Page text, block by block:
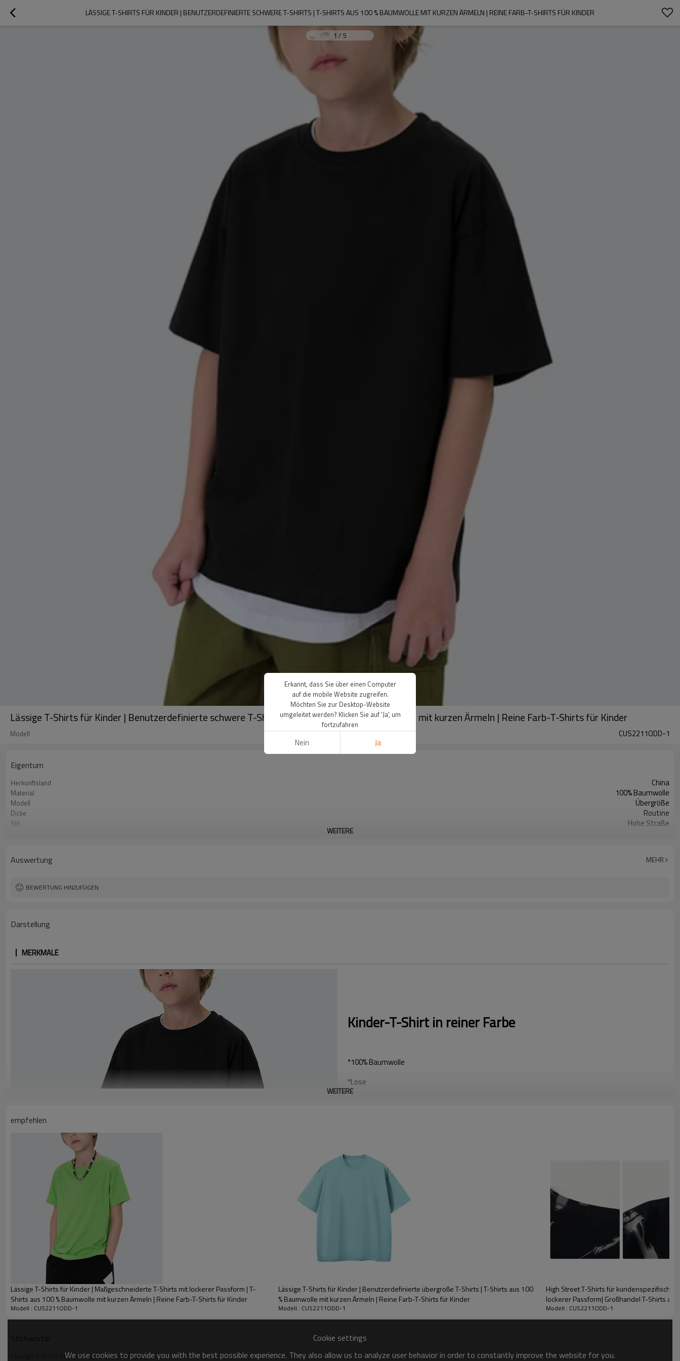
LÄSSIGE T-SHIRTS FÜR KINDER | BENUTZERDEFINIERTE SCHWERE T-SHIRTS | T-SHIRTS AUS 100 % BAUMWOLLE MIT KURZEN ÄRMELN | REINE FARB-T-SHIRTS FÜR KINDER
1 / 5
Lässige T-Shirts für Kinder | Benutzerdefinierte schwere T-Shirts | T-Shirts aus 100 % Baumwolle mit kurzen Ärmeln | Reine Farb-T-Shirts für Kinder
Modell CUS2211ODD-1
Eigentum
Herkunftsland China
Material 100% Baumwolle
Modell Übergröße
Dicke Routine
Stil Hohe Straße
WEITERE
Auswertung MEHR
BEWERTUNG HINZUFÜGEN
Darstellung
MERKMALE
Kinder-T-Shirt in reiner Farbe
*100% Baumwolle
*Lose
Sie gilt als einer der bestimmenden Trends des Jahrzehnts. Es zeigt Vintage-Looks und macht
Kleidung weich und hautnah, unsere Fabrik verwendet den Stoff zur Herstellung der Artikel, es
WEITERE
empfehlen
Lässige T-Shirts für Kinder | Maßgeschneiderte T-Shirts mit lockerer Passform | T-
Shirts aus 100 % Baumwolle mit kurzen Ärmeln | Reine Farb-T-Shirts für Kinder
Modell : CUS2211ODD-1
Lässige T-Shirts für Kinder | Benutzerdefinierte übergroße T-Shirts | T-Shirts aus 100
% Baumwolle mit kurzen Ärmeln | Reine Farb-T-Shirts für Kinder
Modell : CUS2211ODD-1
High Street T-Shirts für kundenspezifische
lockerer Passform| Großhandel T-Shirts aus
Modell : CUS2211ODD-1
Lässige T-Shirts für kundenspezifische Kinder
Cookie settings
We use cookies to provide you with the best possible experience. They also allow us to analyze user behavior in order to constantly improve the website for you.
Erkannt, dass Sie über einen Computer
auf die mobile Website zugreifen.
Möchten Sie zur Desktop-Website
umgeleitet werden? Klicken Sie auf 'Ja', um
fortzufahren
Nein Ja